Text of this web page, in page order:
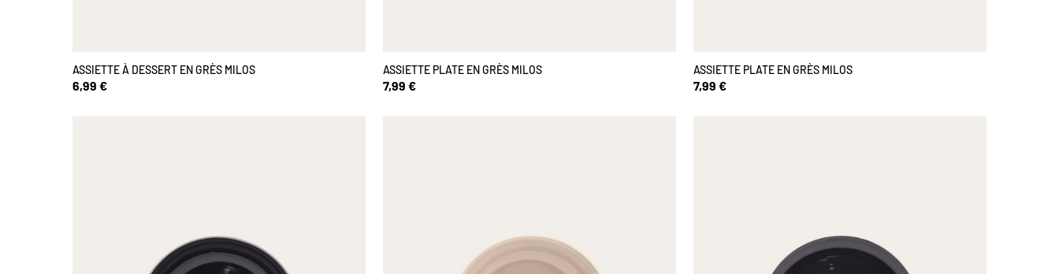
ASSIETTE À DESSERT EN GRÈS MILOS
6,99 €
ASSIETTE PLATE EN GRÈS MILOS
7,99 €
ASSIETTE PLATE EN GRÈS MILOS
7,99 €